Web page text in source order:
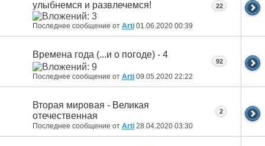
улыбнемся и развлечемся!
Последнее сообщение от Arti 01.06.2020 00:39
22
Времена года (...и о погоде) - 4
Последнее сообщение от Arti 09.05.2020 22:22
92
Вторая мировая - Великая
отечественная
Последнее сообщение от Arti 28.04.2020 03:30
2